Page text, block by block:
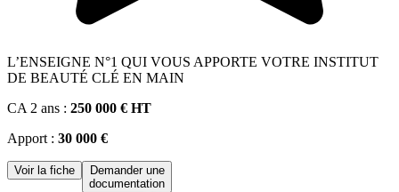
L’ENSEIGNE N°1 QUI VOUS APPORTE VOTRE INSTITUT
DE BEAUTÉ CLÉ EN MAIN
CA 2 ans : 250 000 € HT
Apport : 30 000 €
Voir la fiche
Demander une
documentation